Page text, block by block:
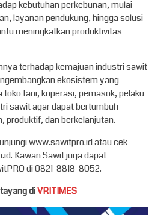
kebutuhan perkebunan, mulai
layanan pendukung, hingga solusi
meningkatkan produktivitas
terhadap kemajuan industri sawit
ekosistem yang
tani, koperasi, pemasok, pelaku
sawit agar dapat bertumbuh
produktif, dan berkelanjutan.
www.sawitpro.id atau cek
Kawan Sawit juga dapat
di 0821-8818-8052.
diVRITIMES